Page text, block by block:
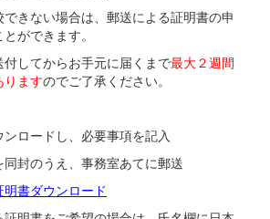
きない場合は、郵送による証明書の申
ができます。
してからお手元に届くまで最大２週間
りますのでご了承ください。
ードし、必要事項を記入
封のうえ、事務室あてに郵送
明書ダウンロード